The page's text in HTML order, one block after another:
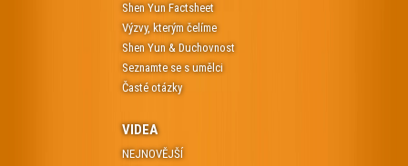
Shen Yun Factsheet
Výzvy, kterým čelíme
Shen Yun & Duchovnost
Seznamte se s umělci
Časté otázky
VIDEA
NEJNOVĚJŠÍ